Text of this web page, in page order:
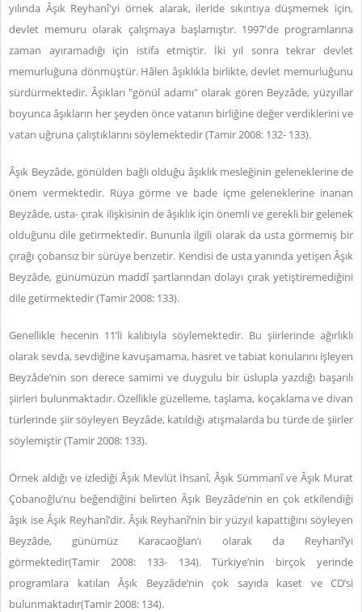
yılında Âşık Reyhanî'yi örnek alarak, ileride sıkıntıya düşmemek için,
devlet memuru olarak çalışmaya başlamıştır. 1997'de programlarına
zaman ayıramadığı için istifa etmiştir. İki yıl sonra tekrar devlet
memurluğuna dönmüştür. Hâlen âşıklıkla birlikte, devlet memurluğunu
sürdürmektedir. Âşıkları "gönül adamı" olarak gören Beyzâde, yüzyıllar
boyunca âşıkların her şeyden önce vatanın birliğine değer verdiklerini ve
vatan uğruna çalıştıklarını söylemektedir (Tamir 2008: 132- 133).
Âşık Beyzâde, gönülden bağlı olduğu âşıklık mesleğinin geleneklerine de
önem vermektedir. Rüya görme ve bade içme geleneklerine inanan
Beyzâde, usta- çırak ilişkisinin de âşıklık için önemli ve gerekli bir gelenek
olduğunu dile getirmektedir. Bununla ilgili olarak da usta görmemiş bir
çırağı çobansız bir sürüye benzetir. Kendisi de usta yanında yetişen Âşık
Beyzâde, günümüzün maddî şartlarından dolayı çırak yetiştiremediğini
dile getirmektedir (Tamir 2008: 133).
Genellikle hecenin 11’li kalıbıyla söylemektedir. Bu şiirlerinde ağırlıklı
olarak sevda, sevdiğine kavuşamama, hasret ve tabiat konularını işleyen
Beyzâde’nin son derece samimi ve duygulu bir üslupla yazdığı başarılı
şiirleri bulunmaktadır. Özellikle güzelleme, taşlama, koçaklama ve divan
türlerinde şiir söyleyen Beyzâde, katıldığı atışmalarda bu türde de şiirler
söylemiştir (Tamir 2008: 133).
Örnek aldığı ve izlediği Âşık Mevlüt İhsanî, Âşık Sümmanî ve Âşık Murat
Çobanoğlu’nu beğendiğini belirten Âşık Beyzâde’nin en çok etkilendiği
âşık ise Âşık Reyhanî’dir. Âşık Reyhanî’nin bir yüzyıl kapattığını söyleyen
Beyzâde, günümüz Karacaoğlan’ı olarak da Reyhanî’yi
görmektedir(Tamir 2008: 133- 134). Türkiye’nin birçok yerinde
programlara katılan Âşık Beyzâde’nin çok sayıda kaset ve CD’si
bulunmaktadır(Tamir 2008: 134).